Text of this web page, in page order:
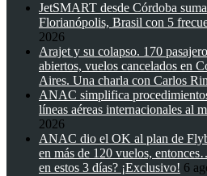
JetSMART desde Córdoba
Florianópolis, Brasil con 5
2026
Arajet y su colapso. 170
abiertos, vuelos cancelados en
Aires. Una charla con Carlos
ANAC simplifica
líneas aéreas internacionales al
2026
ANAC dio el OK al plan de
en más de 120 vuelos,
en estos 3 días? ¡Exclusivo! 6